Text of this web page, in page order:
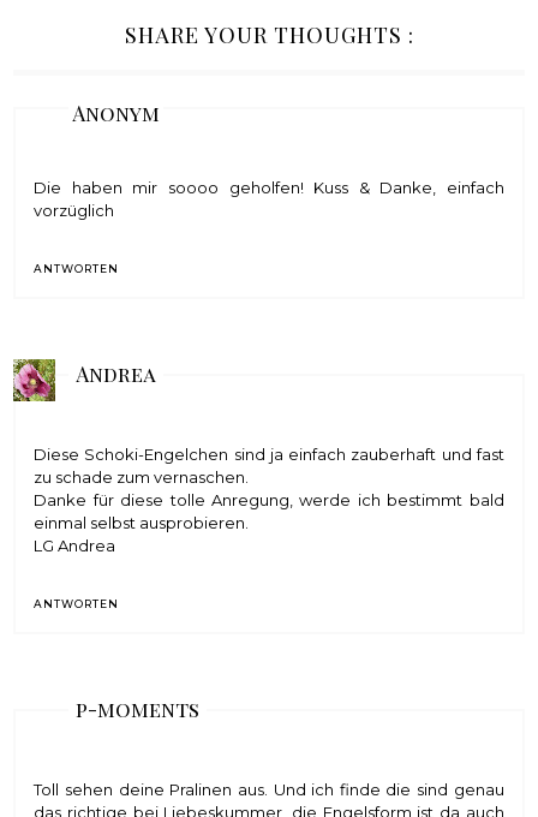
SHARE YOUR THOUGHTS :
Anonym
Die haben mir soooo geholfen! Kuss & Danke, einfach
vorzüglich
ANTWORTEN
Andrea
Diese Schoki-Engelchen sind ja einfach zauberhaft und fast
zu schade zum vernaschen.
Danke für diese tolle Anregung, werde ich bestimmt bald
einmal selbst ausprobieren.
LG Andrea
ANTWORTEN
p-moments
Toll sehen deine Pralinen aus. Und ich finde die sind genau
das richtige bei Liebeskummer, die Engelsform ist da auch